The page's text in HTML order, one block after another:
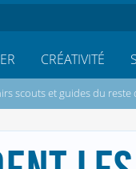
CRÉATIVITÉ
scouts et guides du